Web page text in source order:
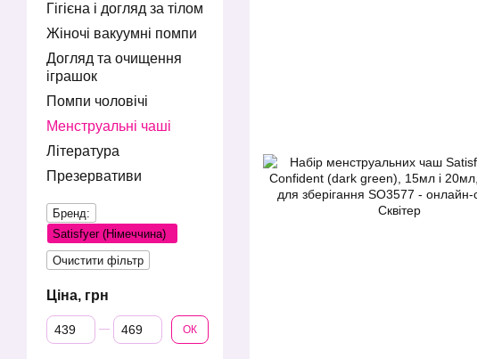
Гігієна і догляд за тілом
Жіночі вакуумні помпи
Догляд та очищення
іграшок
Помпи чоловічі
Менструальні чаші
Література
Презервативи
Бренд:
Satisfyer (Німеччина)
Очистити фільтр
Ціна, грн
Від Ціна, грн
До Ціна, грн ОК